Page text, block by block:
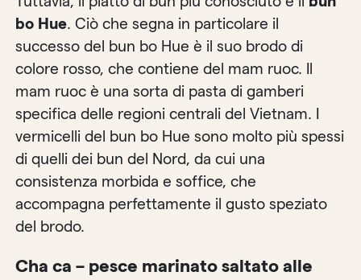
bo Hue. Ciò che segna in particolare il
successo del bun bo Hue è il suo brodo di
colore rosso, che contiene del mam ruoc. Il
mam ruoc è una sorta di pasta di gamberi
specifica delle regioni centrali del Vietnam. I
vermicelli del bun bo Hue sono molto più spessi
di quelli dei bun del Nord, da cui una
consistenza morbida e soffice, che
accompagna perfettamente il gusto speziato
del brodo.
Cha ca – pesce marinato saltato alle